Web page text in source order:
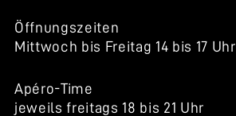
Öffnungszeiten
Mittwoch bis Freitag 14 bis 17 Uhr
Apéro-Time
jeweils freitags 18 bis 21 Uhr